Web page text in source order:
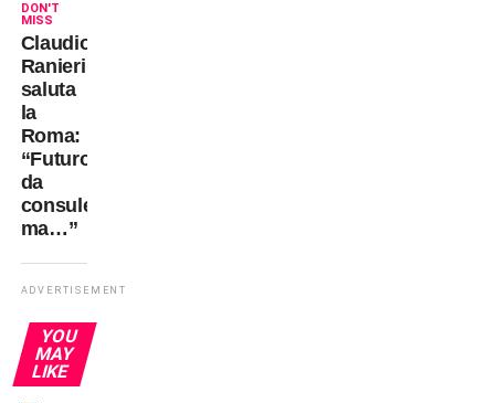
DON'T
MISS
Claudio
Ranieri
saluta
la
Roma:
“Futuro
da
consulente
ma…”
ADVERTISEMENT
YOU
MAY
LIKE